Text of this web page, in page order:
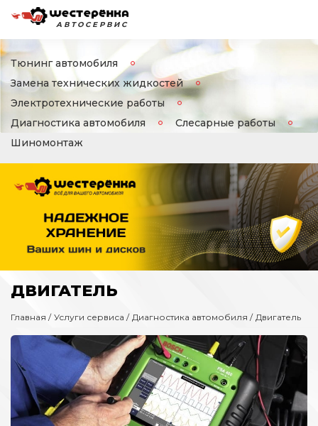
АВТОСЕРВИС
Тюнинг автомобиля
Замена технических жидкостей
Электротехнические работы
Диагностика автомобиля
Слесарные работы
Шиномонтаж
ДВИГАТЕЛЬ
Главная Услуги сервиса Диагностика автомобиля Двигатель